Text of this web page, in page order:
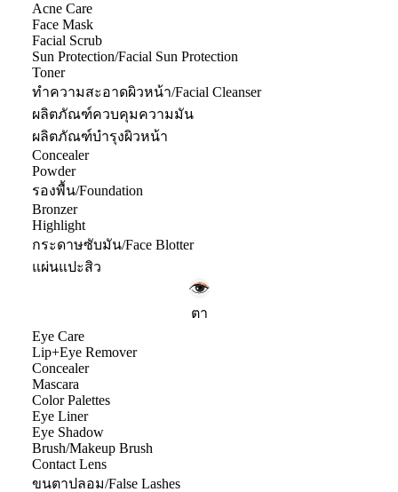
Acne Care
Face Mask
Facial Scrub
Sun Protection/Facial Sun Protection
Toner
ทำความสะอาดผิวหน้า/Facial Cleanser
ผลิตภัณฑ์ควบคุมความมัน
ผลิตภัณฑ์บำรุงผิวหน้า
Concealer
Powder
รองพื้น/Foundation
Bronzer
Highlight
กระดาษซับมัน/Face Blotter
แผ่นแปะสิว
ตา
Eye Care
Lip+Eye Remover
Concealer
Mascara
Color Palettes
Eye Liner
Eye Shadow
Brush/Makeup Brush
Contact Lens
ขนตาปลอม/False Lashes